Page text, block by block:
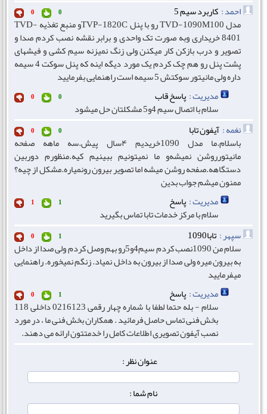
احمد : کاربرد سیم 5 0
0
مدل TVD-1090M100 رو با پنل TVP-1820Cو منبع تغذیه TVD-
8401 خریداری وبه صورت تک واحدی و برابر نقشه نصب کردم صدا و
تصویر و درب بازکن کار میکنن ولی زنگ نمیزنه سیم کشی و فیشهای
پشت پنل رو هم چک کردم یک مورد دیگه اینه که پنل سوکت 4 سیمه
داره ولی مانیتور سوکتش 5 سیمه است راهنمایی بفرمایید
مدیریت :پاسخ قاب 0
0
سلام با اتصال سیم 4و5 مشکلتان حل میشود
نغمه : آیفون تابا 0
0
باسلام.ما مدل 1090خریدیم ۴سال پیش.سه ماهه صفحه
مانیتورروشن نمیشه‌و ما نمیتونیم ببینیم کیه.منظورم دوربین
دستگاهه.صفحه روشن میشه اما تصویر بیرون رونمیاره.مشکل از چیه؟
ممنون میشم جواب بدین
مدیریت :پاسخ 1
1
سلام با مرکز خدمات تابا تماس بگیرید
سپهر : تابا1090 1
0
سلام من 1090نصب کردم سیم4و5رو بهم وصل کردم ولی صدا از داخل
به بیرون میره ولی صدا از بیرون به داخل نمیاد. زنگم نمیخوره. راهنمایی
میفرمایید
مدیریت :پاسخ 1
0
سلام - بله حتما لطفا با شماره چهار رقمی 0216123 داخلی 118
بخش فنی تماس حاصل فرمائید . همکاران بخش فنی ما ، در مورد
نصب آیفون تصویری اطلاعات کامل را خدمتتون ارائه می دهند.
عنوان نظر :
نام شما :